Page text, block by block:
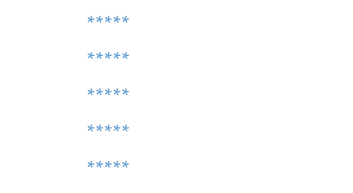
*****
*****
*****
*****
*****